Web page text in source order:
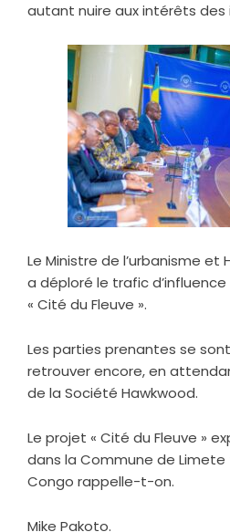
autant nuire aux intérêts des
Le Ministre de l’urbanisme et
a déploré le trafic
« Cité du Fleuve ».
Les parties prenantes se
retrouver encore, en
de la Société Hawkwood.
Le projet « Cité du Fleuve »
dans la Commune de
Congo rappelle-t-on.
Mike Pakoto.